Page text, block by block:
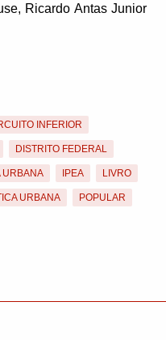
Ricardo Antas Junior
INFERIOR
DISTRITO FEDERAL
URBANA IPEA LIVRO
URBANA
POPULAR